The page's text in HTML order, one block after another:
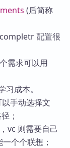
(后简称
配置很
需求可以用
成本。
手动选择文
；
vc 则需要自己
个个联想；